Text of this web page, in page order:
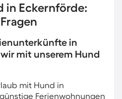
in Eckernförde:
in
mit unserem Hund
mit Hund in
Ferienwohnungen